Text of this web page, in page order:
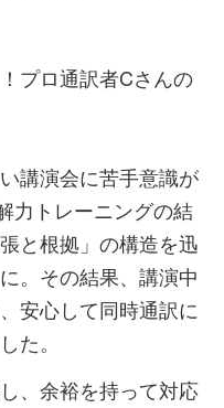
プロ通訳者Cさんの
講演会に苦手意識が
力トレーニングの結
と根拠」の構造を迅
。その結果、講演中
安心して同時通訳に
た。
、余裕を持って対応